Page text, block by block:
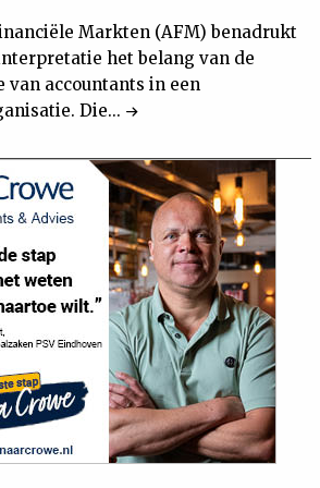
Markten (AFM) benadrukt
het belang van de
van accountants in een
Die...